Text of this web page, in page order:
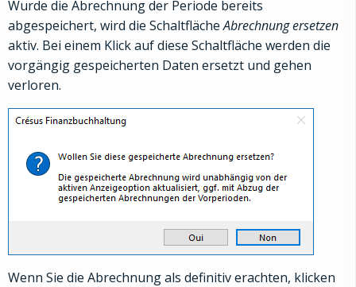
Wurde die Abrechnung der Periode bereits
abgespeichert, wird die SchaltflächeAbrechnung ersetzen
aktiv. Bei einem Klick auf diese Schaltfläche werden die
vorgängig gespeicherten Daten ersetzt und gehen
verloren.
Wenn Sie die Abrechnung als definitiv erachten, klicken